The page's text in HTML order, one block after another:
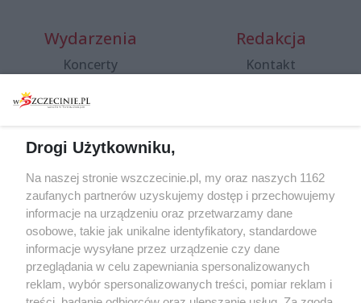
Wydarzenia
Koncerty
Spacery i oprowadzania
targi
Wernisaże
Więcej
Redakcja
Kontakt
Specjalny koncert z okazji
20. urodzin portalu
wSzczecinie.pl
Regulamin konkursów
śniadaniówka "Hej
Szczecin! Jest piątek!"
Drogi Użytkowniku,
Na naszej stronie wszczecinie.pl, my oraz naszych 1162
zaufanych partnerów uzyskujemy dostęp i przechowujemy
informacje na urządzeniu oraz przetwarzamy dane
osobowe, takie jak unikalne identyfikatory, standardowe
informacje wysyłane przez urządzenie czy dane
przeglądania w celu zapewniania spersonalizowanych
reklam, wybór spersonalizowanych treści, pomiar reklam i